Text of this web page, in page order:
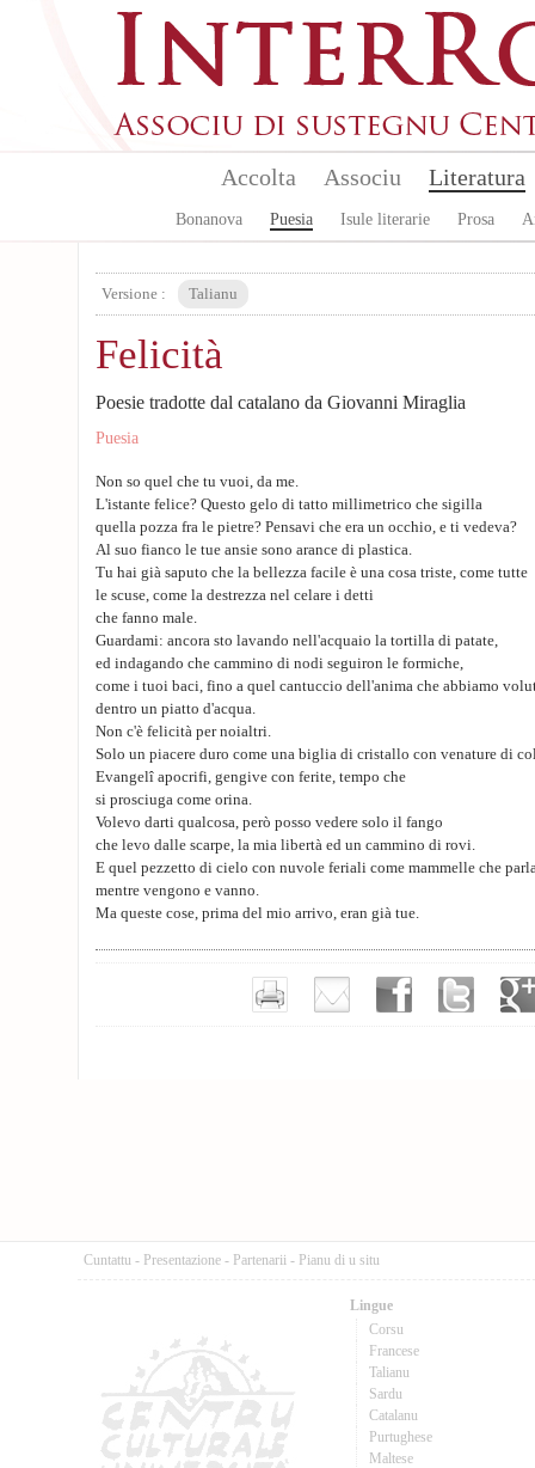
Accolta Associu Literatura
Bonanova Puesia Isule literarie Prosa
Versione : Talianu
Felicità
Poesie tradotte dal catalano da Giovanni Miraglia
Puesia
Non so quel che tu vuoi, da me.
L'istante felice? Questo gelo di tatto millimetrico che sigilla
quella pozza fra le pietre? Pensavi che era un occhio, e ti vedeva?
Al suo fianco le tue ansie sono arance di plastica.
Tu hai già saputo che la bellezza facile è una cosa triste, come tutte
le scuse, come la destrezza nel celare i detti
che fanno male.
Guardami: ancora sto lavando nell'acquaio la tortilla di patate,
ed indagando che cammino di nodi seguiron le formiche,
come i tuoi baci, fino a quel cantuccio dell'anima che abbiamo
dentro un piatto d'acqua.
Non c'è felicità per noialtri.
Solo un piacere duro come una biglia di cristallo con venature di
Evangelî apocrifi, gengive con ferite, tempo che
si prosciuga come orina.
Volevo darti qualcosa, però posso vedere solo il fango
che levo dalle scarpe, la mia libertà ed un cammino di rovi.
E quel pezzetto di cielo con nuvole feriali come mammelle che
mentre vengono e vanno.
Ma queste cose, prima del mio arrivo, eran già tue.
Cuntattu - Presentazione - Partenarii - Pianu di u situ
Lingue
Corsu
Francese
Talianu
Sardu
Catalanu
Purtughese
Maltese